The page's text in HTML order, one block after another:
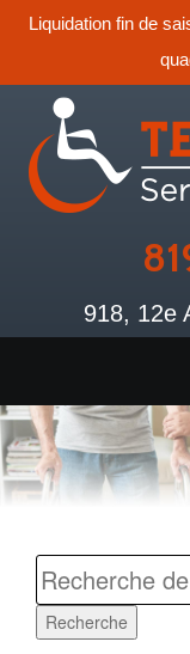
Liquidation fin de
918, 12e
Recherche